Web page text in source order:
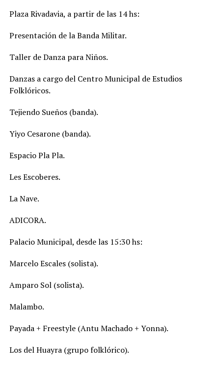
Plaza Rivadavia, a partir de las 14 hs:
Presentación de la Banda Militar.
Taller de Danza para Niños.
Danzas a cargo del Centro Municipal de Estudios
Folklóricos.
Tejiendo Sueños (banda).
Yiyo Cesarone (banda).
Espacio Pla Pla.
Les Escoberes.
La Nave.
ADICORA.
Palacio Municipal, desde las 15:30 hs:
Marcelo Escales (solista).
Amparo Sol (solista).
Malambo.
Payada + Freestyle (Antu Machado + Yonna).
Los del Huayra (grupo folklórico).